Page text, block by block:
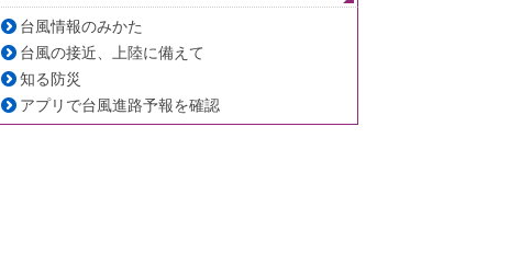
台風情報のみかた
台風の接近、上陸に備えて
知る防災
アプリで台風進路予報を確認